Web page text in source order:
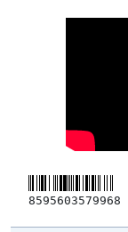
8595603579968